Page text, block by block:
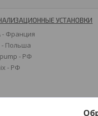
УСТАНОВКИ
- Франция
- Польша
- РФ
- РФ